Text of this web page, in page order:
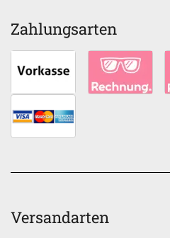
Zahlungsarten
Versandarten